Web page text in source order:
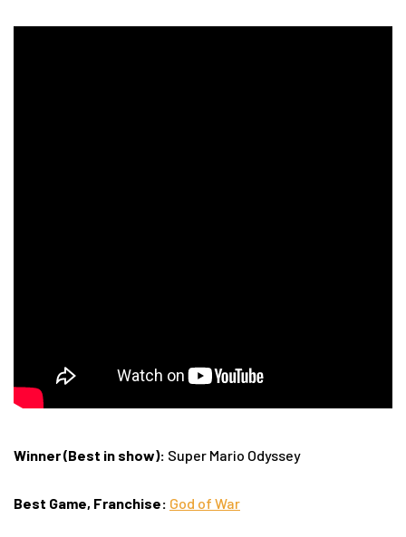
Winner (Best in show): Super Mario Odyssey
Best Game, Franchise: God of War